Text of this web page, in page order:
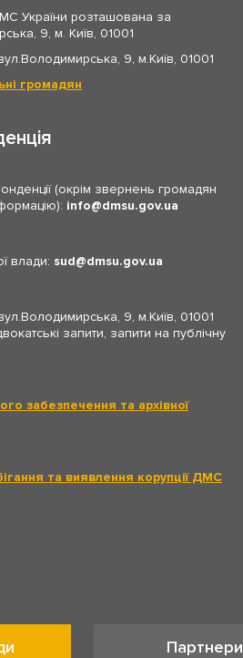
України розташована за
9, м. Київ, 01001
9, м.Київ, 01001
громадян
(окрім звернень громадян
info dmsu.gov.ua
влади: sud dmsu.gov.ua
9, м.Київ, 01001
запити, запити на публічну
забезпечення та архівної
та виявлення корупції ДМС
Партнери